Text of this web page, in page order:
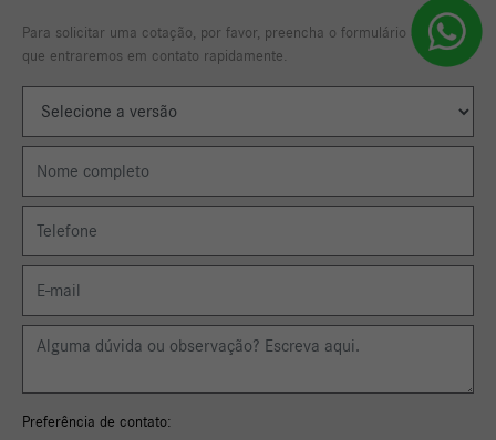
Para solicitar uma cotação, por favor, preencha o formulário abaixo
que entraremos em contato rapidamente.
Preferência de contato: